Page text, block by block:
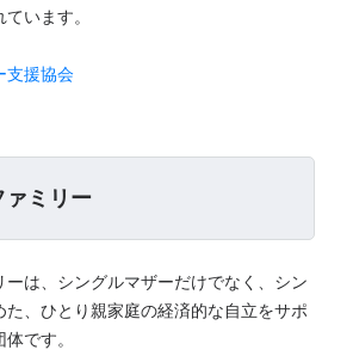
います。
支援協会
ァミリー
ーは、シングルマザーだけでなく、シン
た、ひとり親家庭の経済的な自立をサポ
です。